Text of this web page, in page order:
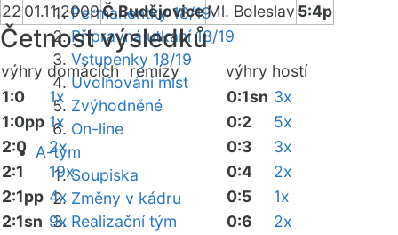
Permanentky 18/19
Přípravná utkání 18/19
Vstupenky 18/19
Uvolňování míst
Zvýhodněné
On-line
A-tým
Soupiska
Změny v kádru
Realizační tým
22 01.11.2009Č.BudějoviceMl. Boleslav 5:4p
Četnost výsledků
výhry domácích remízy výhry hostí
1:0
1x
1:0pp 1x
2:0
2x
2:1
19x
2:1pp 4x
2:1sn 9x
0:1sn 3x
0:2
5x
0:3
3x
0:4
2x
0:5
1x
0:6
2x